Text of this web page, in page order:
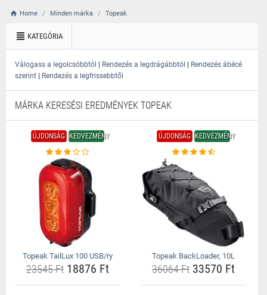
Home Minden márka Topeak
KATEGÓRIA
Válogass a legolcsóbbtól | Rendezés a legdrágábbtól | Rendezés ábécé
szerint | Rendezés a legfrissebbtől
MÁRKA KERESÉSI EREDMÉNYEK TOPEAK
ÚJDONSÁG KEDVEZMÉNY
Topeak TailLux 100 USB/ry
23545 Ft18876 Ft
ÚJDONSÁG KEDVEZMÉNY
Topeak BackLoader, 10L
36064 Ft33570 Ft